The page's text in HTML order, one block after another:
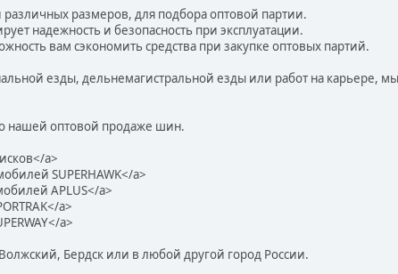
размеров, для подбора оптовой партии.
надежность и безопасность при эксплуатации.
вам сэкономить средства при закупке оптовых партий.
езды, дельнемагистральной езды или работ на карьере,
нашей оптовой продаже шин.
a>
SUPERHAWK</a>
APLUS</a>
a>
a>
Бердск или в любой другой город России.